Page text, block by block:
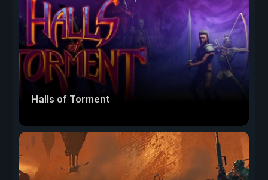
Halls of Torment